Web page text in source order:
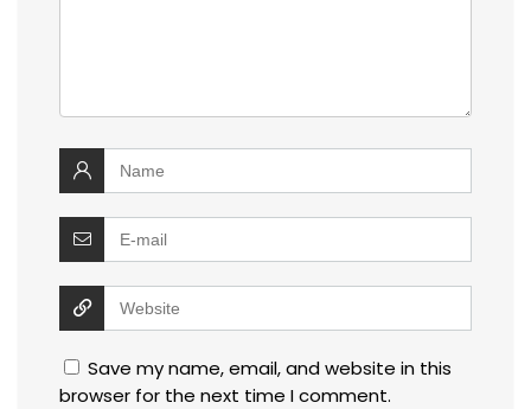
Save my name, email, and website in this
browser for the next time I comment.